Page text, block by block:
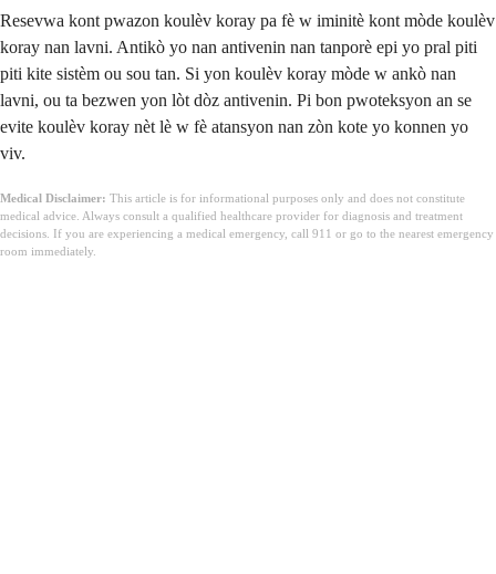
Resevwa kont pwazon koulèv koray pa fè w iminitè kont mòde koulèv
koray nan lavni. Antikò yo nan antivenin nan tanporè epi yo pral piti
piti kite sistèm ou sou tan. Si yon koulèv koray mòde w ankò nan
lavni, ou ta bezwen yon lòt dòz antivenin. Pi bon pwoteksyon an se
evite koulèv koray nèt lè w fè atansyon nan zòn kote yo konnen yo
viv.
Medical Disclaimer: This article is for informational purposes only and does not constitute
medical advice. Always consult a qualified healthcare provider for diagnosis and treatment
decisions. If you are experiencing a medical emergency, call 911 or go to the nearest emergency
room immediately.